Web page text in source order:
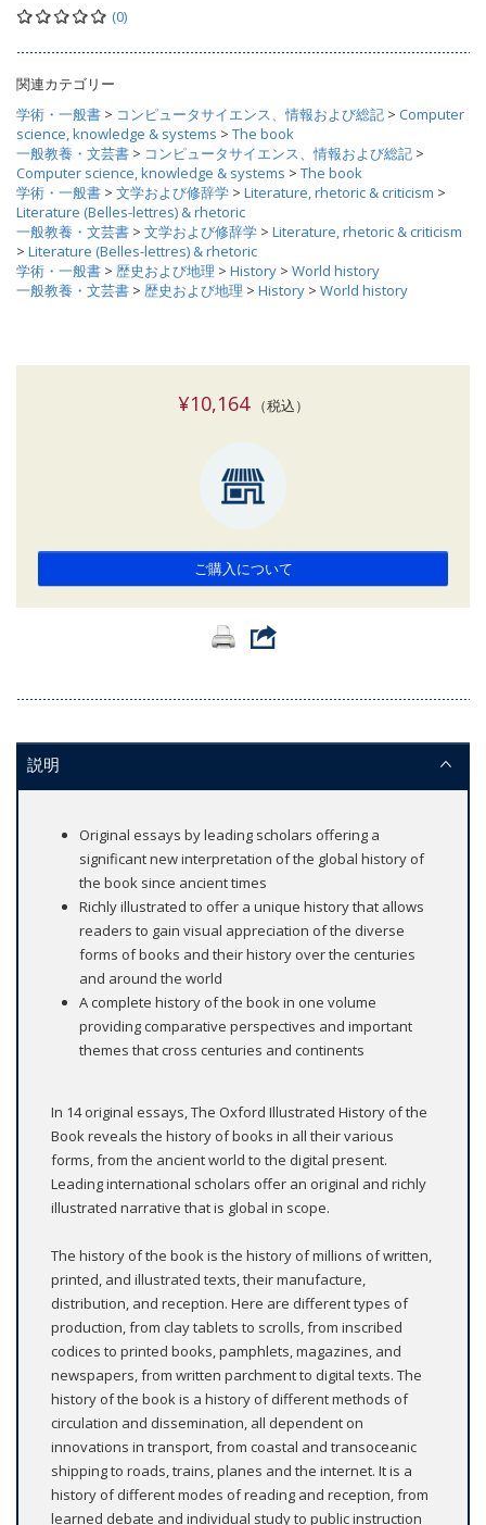
(0)
関連カテゴリー
学術・一般書 > コンピュータサイエンス、情報および総記 > Computer
science, knowledge & systems > The book
一般教養・文芸書 > コンピュータサイエンス、情報および総記 >
Computer science, knowledge & systems > The book
学術・一般書 > 文学および修辞学 > Literature, rhetoric & criticism >
Literature (Belles-lettres) & rhetoric
一般教養・文芸書 > 文学および修辞学 > Literature, rhetoric & criticism
> Literature (Belles-lettres) & rhetoric
学術・一般書 > 歴史および地理 > History > World history
一般教養・文芸書 > 歴史および地理 > History > World history
¥10,164（税込）
ご購入について
説明
Original essays by leading scholars offering a
significant new interpretation of the global history of
the book since ancient times
Richly illustrated to offer a unique history that allows
readers to gain visual appreciation of the diverse
forms of books and their history over the centuries
and around the world
A complete history of the book in one volume
providing comparative perspectives and important
themes that cross centuries and continents
In 14 original essays, The Oxford Illustrated History of the
Book reveals the history of books in all their various
forms, from the ancient world to the digital present.
Leading international scholars offer an original and richly
illustrated narrative that is global in scope.
The history of the book is the history of millions of written,
printed, and illustrated texts, their manufacture,
distribution, and reception. Here are different types of
production, from clay tablets to scrolls, from inscribed
codices to printed books, pamphlets, magazines, and
newspapers, from written parchment to digital texts. The
history of the book is a history of different methods of
circulation and dissemination, all dependent on
innovations in transport, from coastal and transoceanic
shipping to roads, trains, planes and the internet. It is a
history of different modes of reading and reception, from
learned debate and individual study to public instruction